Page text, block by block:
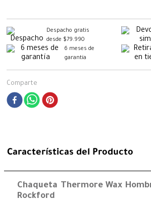
Despacho gratis
desde $79.990
6 meses de
garantía
Comparte
Características del Producto
Chaqueta Thermore Wax
Rockford